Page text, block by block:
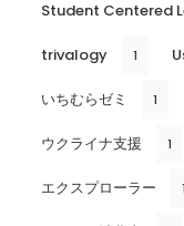
Student Centered
trivalogy 1
いちむらゼミ 1
ウクライナ支援 1
エクスプローラー 1